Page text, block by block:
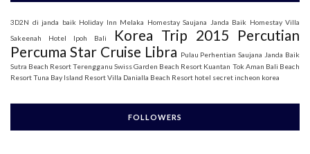
3D2N di janda baik Holiday Inn Melaka Homestay Saujana Janda Baik Homestay Villa
Sakeenah
Hotel Ipoh Bali Korea Trip 2015 Percutian
Percuma Star Cruise Libra Pulau Perhentian Saujana Janda Baik
Sutra Beach Resort Terengganu Swiss Garden Beach Resort Kuantan Tok Aman Bali Beach
ResortTuna Bay Island ResortVilla Danialla Beach Resort hotel secret incheon korea
FOLLOWERS